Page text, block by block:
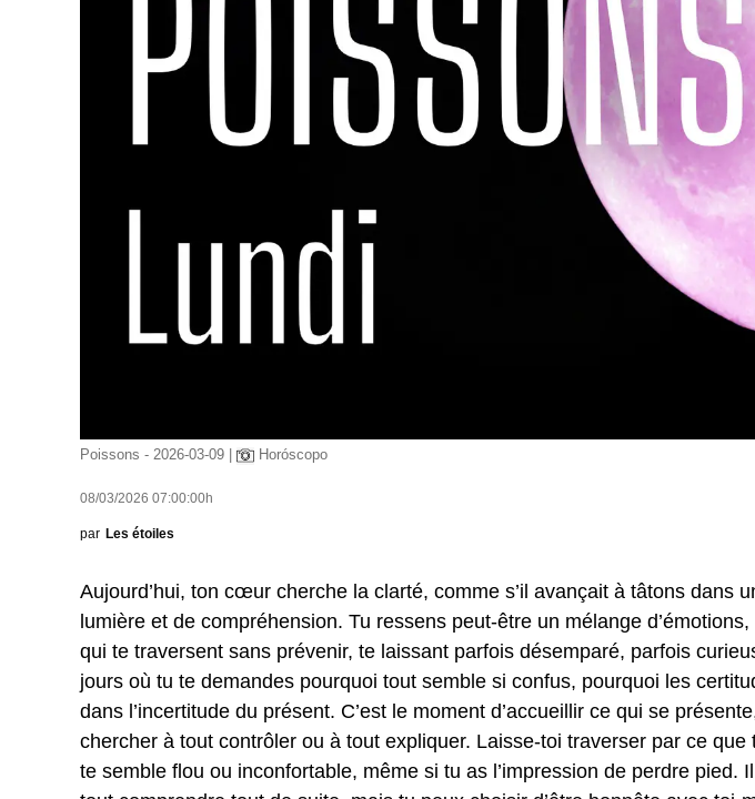
Poissons - 2026-03-09 | Horóscopo
08/03/2026 07:00:00h
par Les étoiles
Aujourd’hui, ton cœur cherche la clarté, comme s’il avançait à tâtons dans
lumière et de compréhension. Tu ressens peut-être un mélange
qui te traversent sans prévenir, te laissant parfois désemparé, parfois
jours où tu te demandes pourquoi tout semble si confus, pourquoi les
dans l’incertitude du présent. C’est le moment d’accueillir ce qui se
chercher à tout contrôler ou à tout expliquer. Laisse-toi traverser par ce
te semble flou ou inconfortable, même si tu as l’impression de perdre pied.